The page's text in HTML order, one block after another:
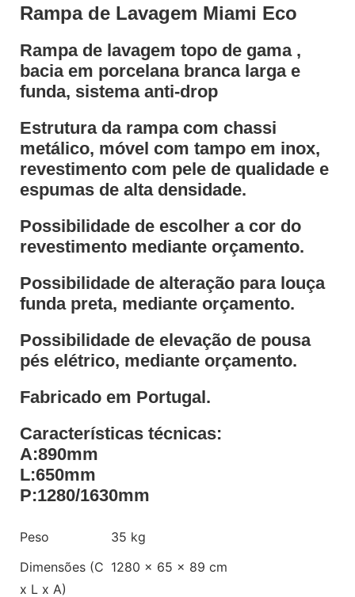
Rampa de Lavagem Miami Eco
Rampa de lavagem topo de gama ,
bacia em porcelana branca larga e
funda, sistema anti-drop
Estrutura da rampa com chassi
metálico, móvel com tampo em inox,
revestimento com pele de qualidade e
espumas de alta densidade.
Possibilidade de escolher a cor do
revestimento mediante orçamento.
Possibilidade de alteração para louça
funda preta, mediante orçamento.
Possibilidade de elevação de pousa
pés elétrico, mediante orçamento.
Fabricado em Portugal.
Características técnicas:
A:890mm
L:650mm
P:1280/1630mm
Peso
35 kg
Dimensões (C
x L x A)
1280 × 65 × 89 cm